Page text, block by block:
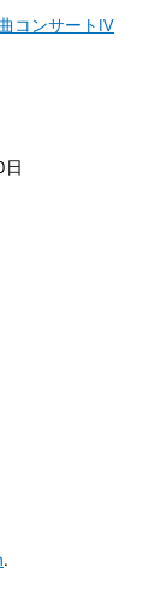
コンサートⅣ
日
.